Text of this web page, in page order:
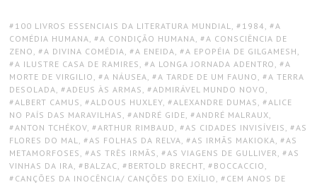
TAGS:
100 LIVROS ESSENCIAIS DA LITERATURA MUNDIAL, 1984, A
COMÉDIA HUMANA, A CONDIÇÃO HUMANA, A CONSCIÊNCIA DE
ZENO , A DIVINA COMÉDIA, A ENEIDA, A EPOPÉIA DE GILGAMESH ,
A ILUSTRE CASA DE RAMIRES , A LONGA JORNADA ADENTRO , A
MORTE DE VIRGILIO , A NÁUSEA, A TARDE DE UM FAUNO , A TERRA
DESOLADA, ADEUS ÀS ARMAS , ADMIRÁVEL MUNDO NOVO ,
ALBERT CAMUS , ALDOUS HUXLEY, ALEXANDRE DUMAS , ALICE
NO PAÍS DAS MARAVILHAS , ANDRÉ GIDE, ANDRÉ MALRAUX,
ANTON TCHÉKOV, ARTHUR RIMBAUD , AS CIDADES INVISÍVEIS , AS
FLORES DO MAL, AS FOLHAS DA RELVA, AS IRMÃS MAKIOKA, AS
METAMORFOSES , AS TRÊS IRMÃS , AS VIAGENS DE GULLIVER, AS
VINHAS DA IRA, BALZAC, BERTOLD BRECHT, BOCCACCIO ,
CANÇÕES DA INOCÊNCIA/ CANÇÕES DO EXÍLIO , CEM ANOS DE